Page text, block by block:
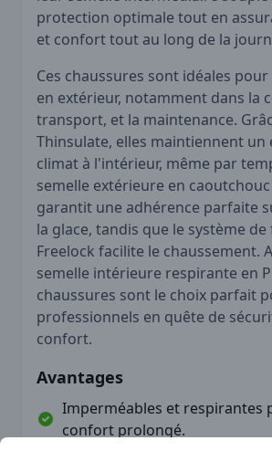
protection optimale tout en
et confort tout au long de la
Ces chaussures sont idéales
en extérieur, notamment dans la
transport, et la maintenance.
Thinsulate, elles maintiennent un
climat à l'intérieur, même par
semelle extérieure en
garantit une adhérence parfaite
la glace, tandis que le système
Freelock facilite le chaussement.
semelle intérieure respirante en
chaussures sont le choix parfait
professionnels en quête de
confort.
Avantages
Imperméables et respirantes
confort prolongé.